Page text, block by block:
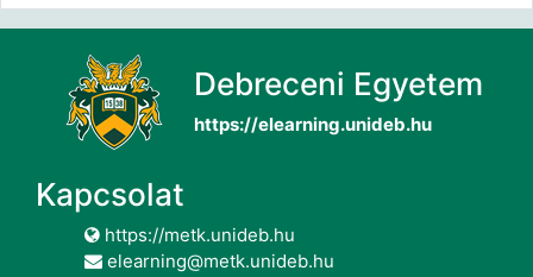
Debreceni Egyetem
https://elearning.unideb.hu
Kapcsolat
https://metk.unideb.hu
elearning@metk.unideb.hu